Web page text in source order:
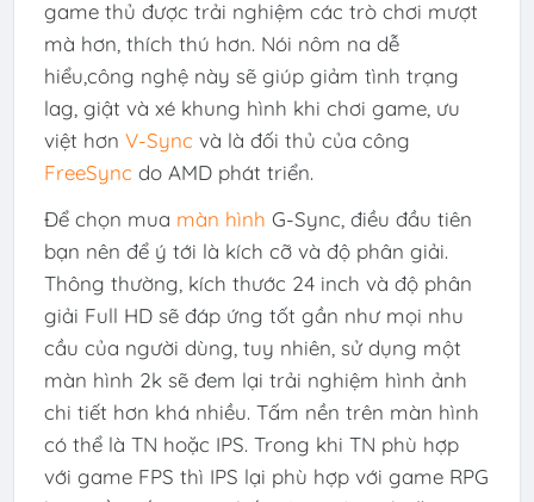
game thủ được trải nghiệm các trò chơi mượt
mà hơn, thích thú hơn. Nói nôm na dễ
hiểu,công nghệ này sẽ giúp giảm tình trạng
lag, giật và xé khung hình khi chơi game, ưu
việt hơn V-Sync và là đối thủ của công
FreeSync do AMD phát triển.
Để chọn mua màn hình G-Sync, điều đầu tiên
bạn nên để ý tới là kích cỡ và độ phân giải.
Thông thường, kích thước 24 inch và độ phân
giải Full HD sẽ đáp ứng tốt gần như mọi nhu
cầu của người dùng, tuy nhiên, sử dụng một
màn hình 2k sẽ đem lại trải nghiệm hình ảnh
chi tiết hơn khá nhiều. Tấm nền trên màn hình
có thể là TN hoặc IPS. Trong khi TN phù hợp
với game FPS thì IPS lại phù hợp với game RPG